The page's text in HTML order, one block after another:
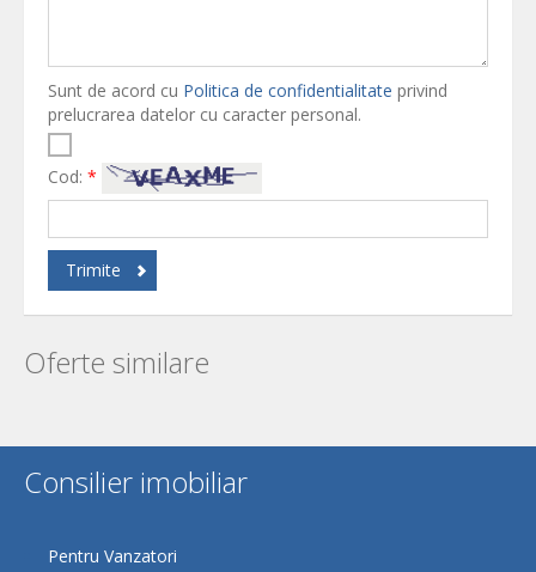
Sunt de acord cu Politica de confidentialitate privind
prelucrarea datelor cu caracter personal.
Cod: *
Trimite
Oferte similare
Consilier imobiliar
Pentru Vanzatori